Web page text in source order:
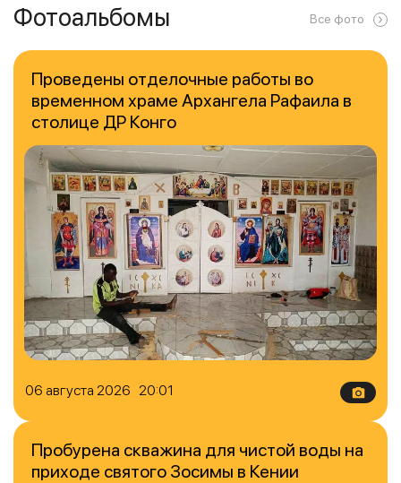
Фотоальбомы Все фото
06 августа 2026 20:01
Проведены отделочные работы во
временном храме Архангела Рафаила в
столице ДР Конго
Пробурена скважина для чистой воды на
приходе святого Зосимы в Кении